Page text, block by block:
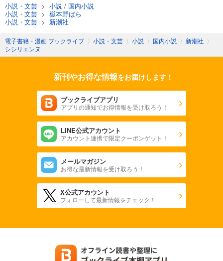
小説・文芸 > 小説 / 国内小説
小説・文芸 > 嶽本野ばら
小説・文芸 > 新潮社
電子書籍・漫画 ブックライブ 〉 小説・文芸 〉 小説 〉 国内小説 〉 新潮社 〉
シシリエンヌ
新刊やお得な情報をお届けします！
ブックライブアプリ
アプリの通知でお得情報を受け取ろう！
LINE公式アカウント
アカウント連携で限定クーポンゲット！
メールマガジン
お得な最新情報を受け取ろう！
X公式アカウント
フォローして最新情報をチェック！